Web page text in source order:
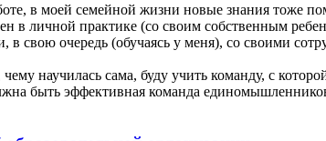
в моей семейной жизни новые знания тоже
в личной практике (со своим собственным
свою очередь (обучаясь у меня), со своими
научилась сама, буду учить команду, с
быть эффективная команда